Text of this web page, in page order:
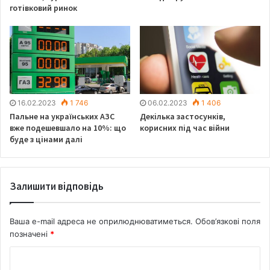
готівковий ринок
16.02.2023 1 746
Пальне на українських АЗС
вже подешевшало на 10%: що
буде з цінами далі
06.02.2023 1 406
Декілька застосунків,
корисних під час війни
Залишити відповідь
Ваша e-mail адреса не оприлюднюватиметься. Обов’язкові поля
позначені *